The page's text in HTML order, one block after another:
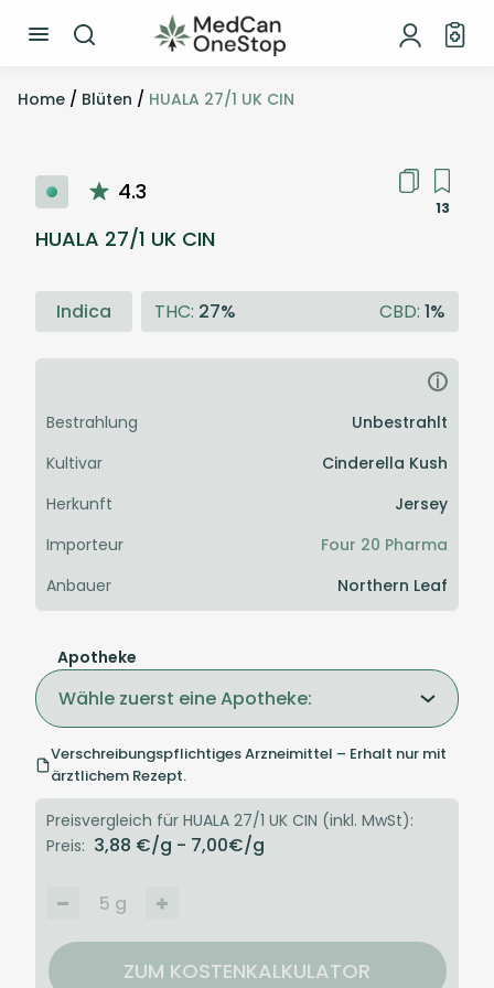
Home / Blüten / HUALA 27/1 UK CIN
4.3
13
HUALA 27/1 UK CIN
Indica THC: 27% CBD: 1%
i
Bestrahlung
Unbestrahlt
Kultivar
Cinderella Kush
Herkunft
Jersey
Importeur
Four 20 Pharma
Anbauer
Northern Leaf
Apotheke
Wähle zuerst eine Apotheke:
Verschreibungspflichtiges Arzneimittel – Erhalt nur mit
ärztlichem Rezept.
Preisvergleich für HUALA 27/1 UK CIN (inkl. MwSt):
Preis: 3,88 €/g - 7,00€/g
5 g
ZUM KOSTENKALKULATOR